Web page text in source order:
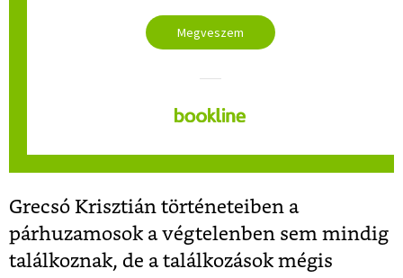
Megveszem
Grecsó Krisztián történeteiben a
párhuzamosok a végtelenben sem mindig
találkoznak, de a találkozások mégis